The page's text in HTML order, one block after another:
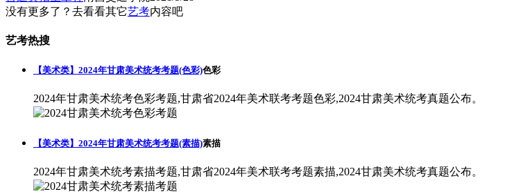
没有更多了？去看看其它艺考内容吧
艺考热搜
【美术类】2024年甘肃美术统考考题(色彩)色彩
2024年甘肃美术统考色彩考题,甘肃省2024年美术联考考题色彩,2024甘肃美术统考真题公布。
【美术类】2024年甘肃美术统考考题(素描)素描
2024年甘肃美术统考素描考题,甘肃省2024年美术联考考题素描,2024甘肃美术统考真题公布。